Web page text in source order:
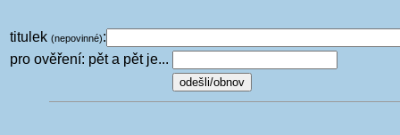
titulek (nepovinné):
pro ověření: pět a pět je...